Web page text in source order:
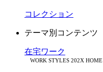
コレクション
テーマ別コンテンツ
在宅ワーク
WORK STYLES 202X HOME